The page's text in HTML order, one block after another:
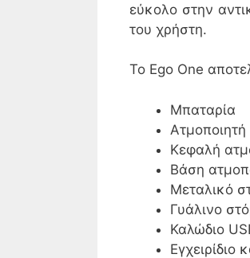
εύκολο στην
του χρήστη.
Το Ego One
Μπαταρία
Ατμοποιητή
Κεφαλή
Βάση
Μεταλικό
Γυάλινο
Καλώδιο
Εγχειρίδιο